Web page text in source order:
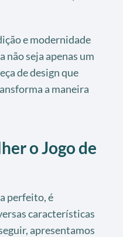
e modernidade
não seja apenas um
de design que
a maneira
o Jogo de
perfeito, é
características
apresentamos